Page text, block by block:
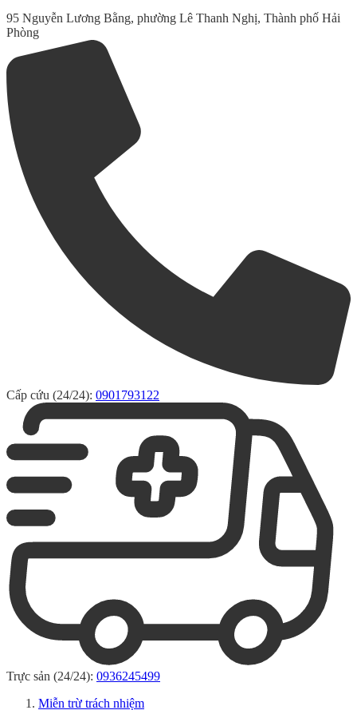
95 Nguyễn Lương Bằng, phường Lê Thanh Nghị, Thành phố Hải
Phòng
Cấp cứu (24/24): 0901793122
Trực sản (24/24): 0936245499
Miễn trừ trách nhiệm